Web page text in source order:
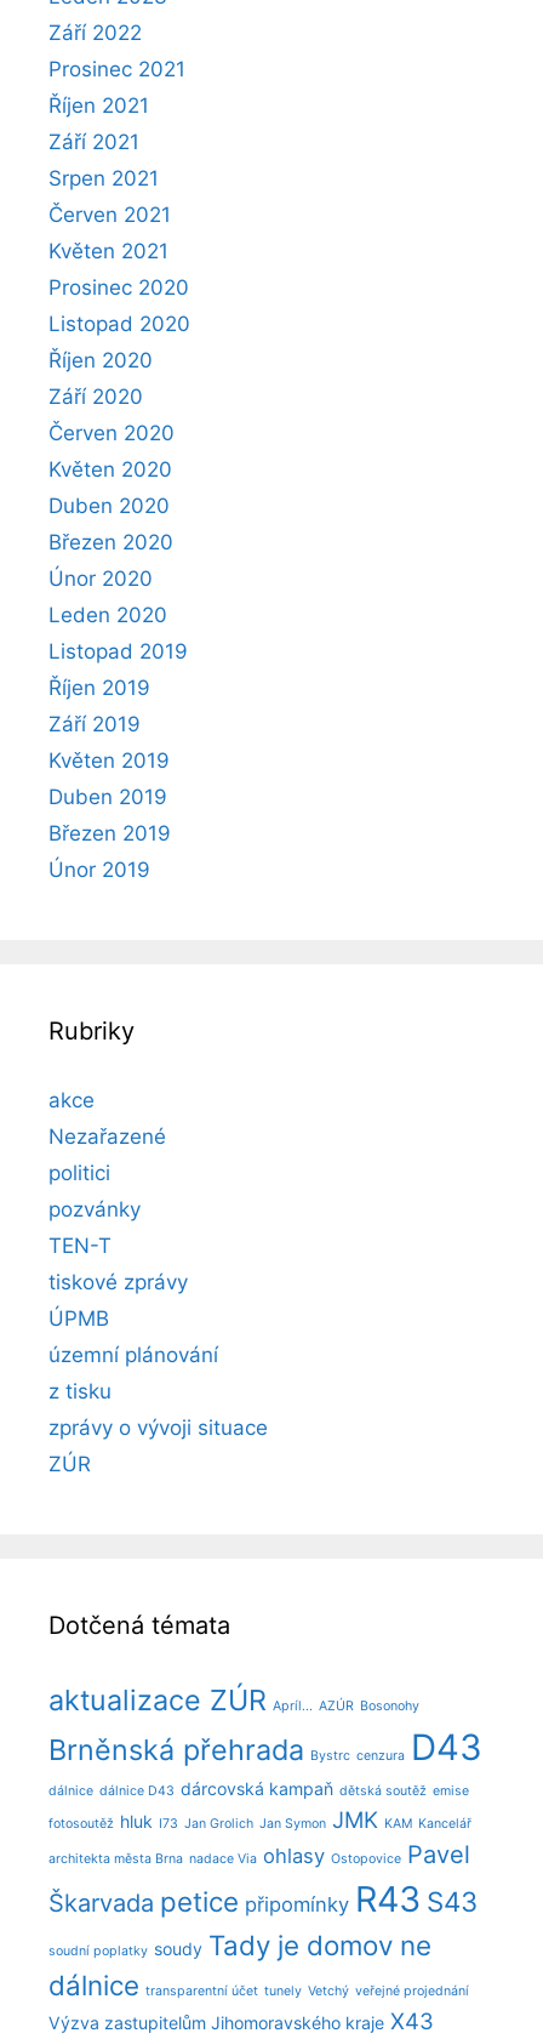
Září 2022
Prosinec 2021
Říjen 2021
Září 2021
Srpen 2021
Červen 2021
Květen 2021
Prosinec 2020
Listopad 2020
Říjen 2020
Září 2020
Červen 2020
Květen 2020
Duben 2020
Březen 2020
Únor 2020
Leden 2020
Listopad 2019
Říjen 2019
Září 2019
Květen 2019
Duben 2019
Březen 2019
Únor 2019
Rubriky
akce
Nezařazené
politici
pozvánky
TEN-T
tiskové zprávy
ÚPMB
územní plánování
z tisku
zprávy o vývoji situace
ZÚR
Dotčená témata
aktualizace ZÚR Apríl... AZÚR Bosonohy
Brněnská přehrada Bystrc cenzura D43
dálnice dálnice D43 dárcovská kampaň dětská soutěž emise
fotosoutěž hluk I73 Jan Grolich Jan Symon JMK KAM Kancelář
architekta města Brna nadace Via ohlasy Ostopovice Pavel
Škarvada petice připomínky R43 S43
soudní poplatky soudy Tady je domov ne
dálnice transparentní účet tunely Vetchý veřejné projednání
Výzva zastupitelům Jihomoravského kraje X43